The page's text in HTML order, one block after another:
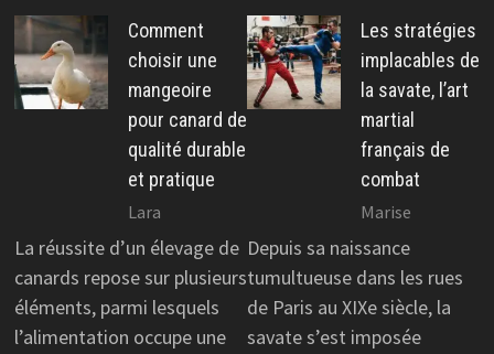
Comment
choisir une
mangeoire
pour canard de
qualité durable
et pratique
Lara
La réussite d’un élevage de
canards repose sur plusieurs
éléments, parmi lesquels
l’alimentation occupe une
Les stratégies
implacables de
la savate, l’art
martial
français de
combat
Marise
Depuis sa naissance
tumultueuse dans les rues
de Paris au XIXe siècle, la
savate s’est imposée